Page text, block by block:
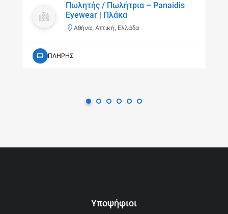
Πωλητής / Πωλήτρια – Panaidis
Eyewear | Πλάκα
Αθήνα, Αττική, Ελλάδα
ΠΛΗΡΗΣ
Υποψήφιοι